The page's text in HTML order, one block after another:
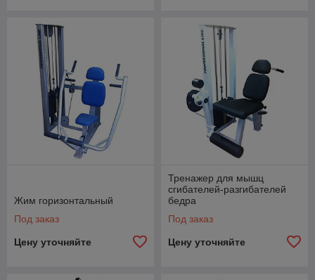
Жим горизонтальный
Под заказ
Цену уточняйте
Тренажер для мышц
сгибателей-разгибателей
бедра
Под заказ
Цену уточняйте